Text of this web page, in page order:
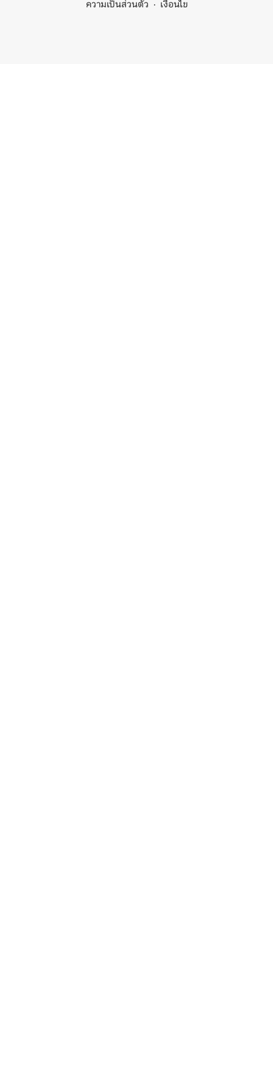
ความเป็นส่วนตัว เงื่อนไข